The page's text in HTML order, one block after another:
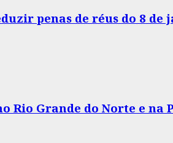
penas de réus do 8 de
Rio Grande do Norte e na